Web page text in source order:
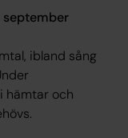
september
ibland sång
hämtar och